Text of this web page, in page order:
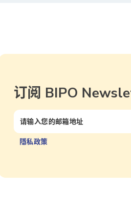
订阅 BIPO
隱私政策